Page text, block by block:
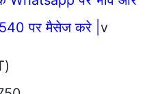
पर मैसेज करे | v